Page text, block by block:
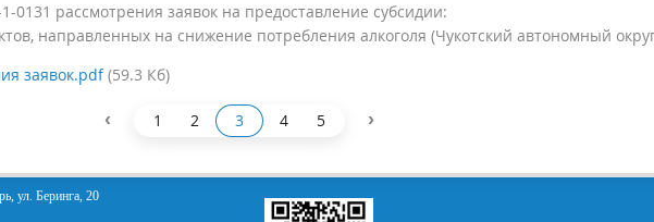
рассмотрения заявок на предоставление субсидии:
направленных на снижение потребления алкоголя (Чукотский автономный
заявок.pdf(59.3 Кб)
‹ 1 2 3 4 5 ›
ул. Беринга, 20